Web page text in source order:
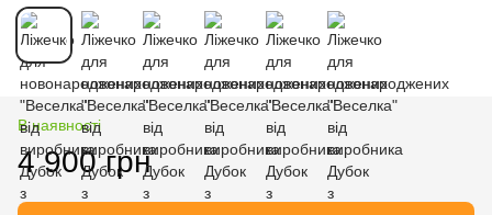
В наявності
4 900 грн